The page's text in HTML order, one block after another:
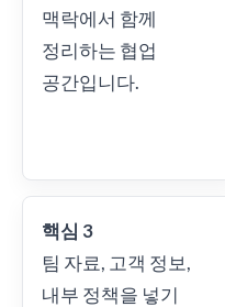
맥락에서 함께
정리하는 협업
공간입니다.
핵심 3
팀 자료, 고객 정보,
내부 정책을 넣기